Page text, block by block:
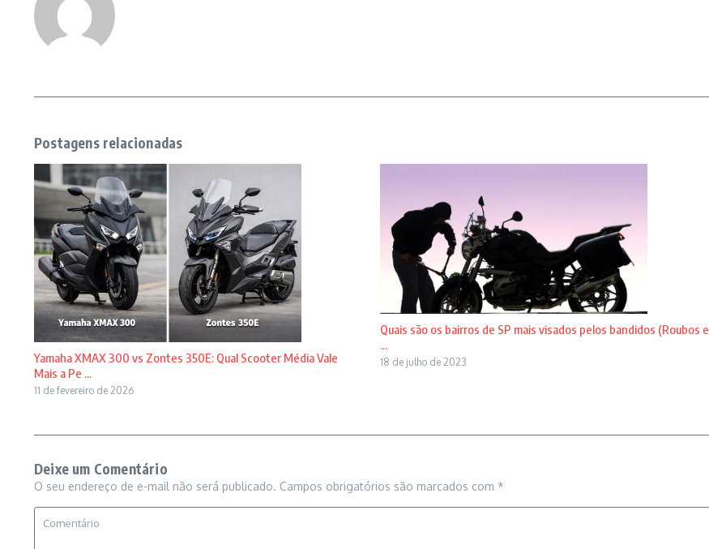
Postagens relacionadas
Yamaha XMAX 300 vs Zontes 350E: Qual Scooter Média Vale
Mais a Pe ...
11 de fevereiro de 2026
Quais são os bairros de SP mais visados pelos bandidos (Roubos e
...
18 de julho de 2023
Deixe um Comentário
O seu endereço de e-mail não será publicado. Campos obrigatórios são marcados com *